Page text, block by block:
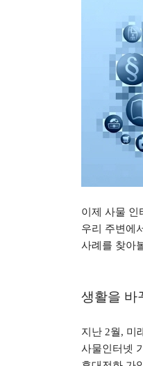
이제 사물 인
우리 주변에
사례를 찾아
생활을 바
지난 2월, 미
사물인터넷